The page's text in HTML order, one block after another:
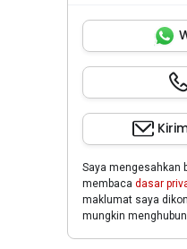
Saya mengesahkan
membaca dasar
maklumat saya
mungkin